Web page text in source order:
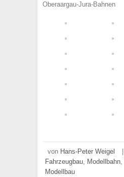
Oberaargau-Jura-Bahnen
von Hans-Peter Weigel
Fahrzeugbau, Modellbahn,
Modellbau